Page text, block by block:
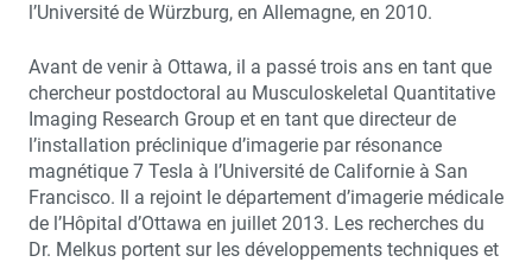
l’Université de Würzburg, en Allemagne, en 2010.
Avant de venir à Ottawa, il a passé trois ans en tant que
chercheur postdoctoral au Musculoskeletal Quantitative
Imaging Research Group et en tant que directeur de
l’installation préclinique d’imagerie par résonance
magnétique 7 Tesla à l’Université de Californie à San
Francisco. Il a rejoint le département d’imagerie médicale
de l’Hôpital d’Ottawa en juillet 2013. Les recherches du
Dr. Melkus portent sur les développements techniques et